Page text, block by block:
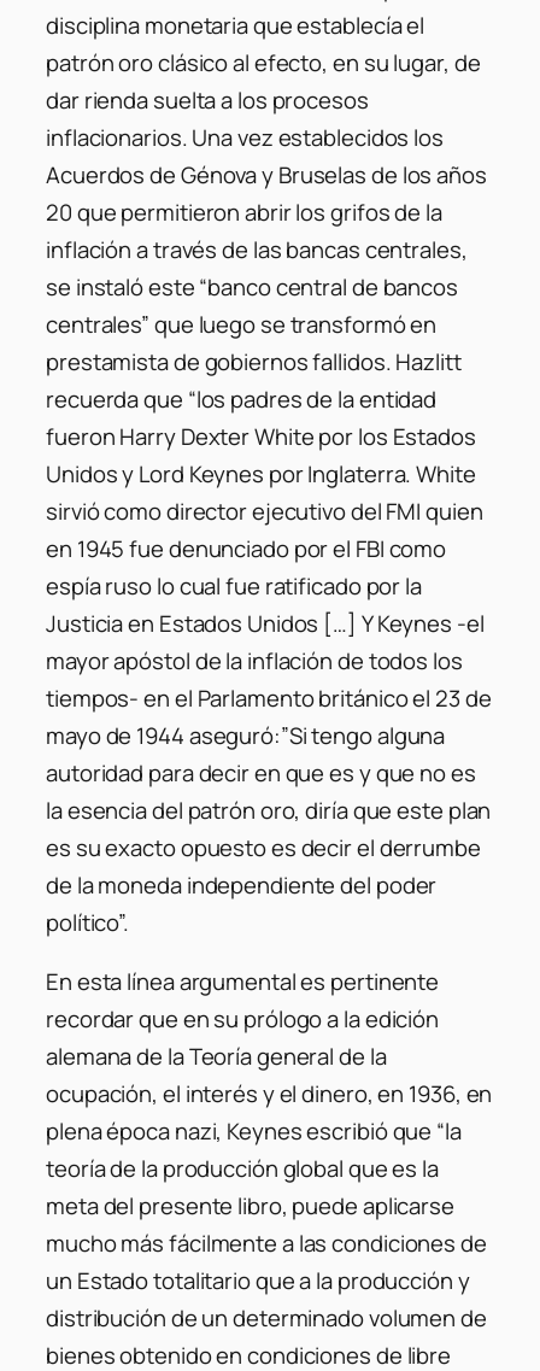
disciplina monetaria que establecía el
patrón oro clásico al efecto, en su lugar, de
dar rienda suelta a los procesos
inflacionarios. Una vez establecidos los
Acuerdos de Génova y Bruselas de los años
20 que permitieron abrir los grifos de la
inflación a través de las bancas centrales,
se instaló este “banco central de bancos
centrales” que luego se transformó en
prestamista de gobiernos fallidos. Hazlitt
recuerda que “los padres de la entidad
fueron Harry Dexter White por los Estados
Unidos y Lord Keynes por Inglaterra. White
sirvió como director ejecutivo del FMI quien
en 1945 fue denunciado por el FBI como
espía ruso lo cual fue ratificado por la
Justicia en Estados Unidos […] Y Keynes -el
mayor apóstol de la inflación de todos los
tiempos- en el Parlamento británico el 23 de
mayo de 1944 aseguró:”Si tengo alguna
autoridad para decir en que es y que no es
la esencia del patrón oro, diría que este plan
es su exacto opuesto es decir el derrumbe
de la moneda independiente del poder
político”.
En esta línea argumental es pertinente
recordar que en su prólogo a la edición
alemana de la Teoría general de la
ocupación, el interés y el dinero, en 1936, en
plena época nazi, Keynes escribió que “la
teoría de la producción global que es la
meta del presente libro, puede aplicarse
mucho más fácilmente a las condiciones de
un Estado totalitario que a la producción y
distribución de un determinado volumen de
bienes obtenido en condiciones de libre